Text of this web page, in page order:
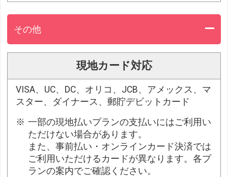
その他
現地カード対応
VISA、UC、DC、オリコ、JCB、アメックス、マ
スター、ダイナース、郵貯デビットカード
一部の現地払いプランの支払いにはご利用い
ただけない場合があります。
また、事前払い・オンラインカード決済では
ご利用いただけるカードが異なります。各プ
ランの案内でご確認ください。